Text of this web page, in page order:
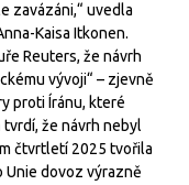
zavázáni,“ uvedla
Kaisa Itkonen.
Reuters, že návrh
vývoji“ – zjevně
proti Íránu, které
že návrh nebyl
čtvrtletí 2025 tvořila
Unie dovoz výrazně